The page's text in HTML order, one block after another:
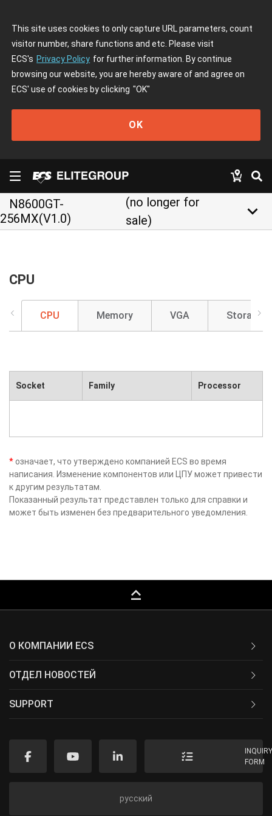
This site uses cookies to only capture URL parameters, count
visitor number, share functions and etc. Please visit
ECS's Privacy Policy for further information. By continue
browsing our website, you are hereby aware of and agree on
ECS' use of cookies by clicking "OK"
OK
N8600GT-
256MX(V1.0)
(no longer for
sale)
keyboard_arrow_down
CPU
CPU Memory VGA Storage
Socket Family Processor
* означает, что утверждено компанией ECS во время
написания. Изменение компонентов или ЦПУ может привести
к другим результатам.
Показанный результат представлен только для справки и
может быть изменен без предварительного уведомления.
keyboard_capslock
О КОМПАНИИ ECS
ОТДЕЛ НОВОСТЕЙ
SUPPORT
FORM
русский